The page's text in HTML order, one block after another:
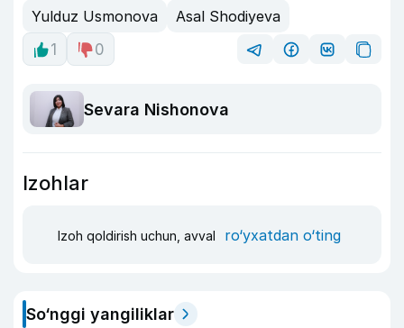
Yulduz Usmonova
Asal Shodiyeva
1
0
Sevara Nishonova
Izohlar
Izoh qoldirish uchun, avval ro‘yxatdan o‘ting
So‘nggi yangiliklar